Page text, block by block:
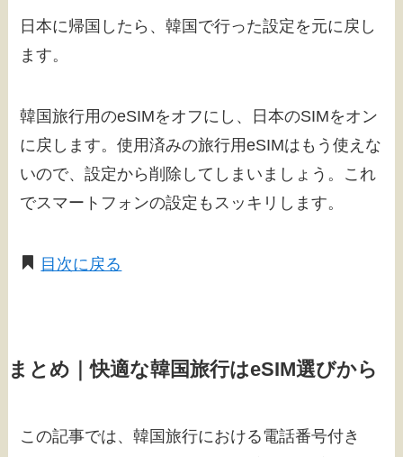
日本に帰国したら、韓国で行った設定を元に戻し
ます。
韓国旅行用のeSIMをオフにし、日本のSIMをオン
に戻します。使用済みの旅行用eSIMはもう使えな
いので、設定から削除してしまいましょう。これ
でスマートフォンの設定もスッキリします。
目次に戻る
まとめ｜快適な韓国旅行はeSIM選びから
この記事では、韓国旅行における電話番号付き